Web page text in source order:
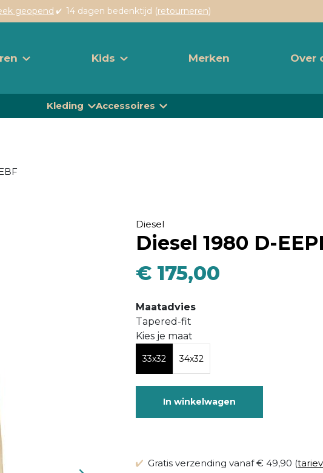
geopend 14 dagen bedenktijd (retourneren)
Kids Merken Over
Kleding Accessoires
Diesel
Diesel 1980 D-
€ 175,00
Maatadvies
Tapered-fit
Kies je maat
33x32 34x32
In winkelwagen
Gratis verzending vanaf € 49,90 (